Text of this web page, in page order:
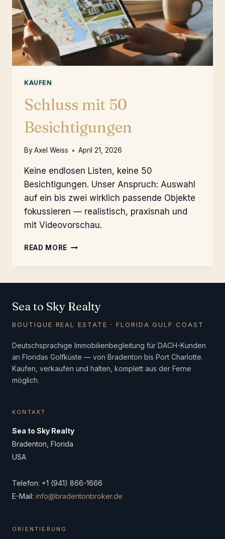
KAUFEN
Schluss mit 50
Besichtigungen
ByAxel Weiss April 21, 2026
Keine endlosen Listen, keine 50
Besichtigungen. Unser Anspruch: Auswahl
auf ein bis zwei wirklich passende Objekte
fokussieren — realistisch, praxisnah und
mit Videovorschau.
READ MORE SCHLUSS
Sea to Sky Realty
BOUTIQUE REAL ESTATE · FLORIDA GULF COAST
Deutschsprachige Immobilienbegleitung für DACH-Kunden
an Floridas Golfküste — von Bradenton bis Port Charlotte.
Kaufen, verkaufen und halten, komplett aus der Ferne
möglich.
KONTAKT
Sea to Sky Realty
Bradenton, Florida
USA
Telefon: +1 (941) 866-1666
E-Mail: info@bradentonbroker.de
ORIENTIERUNG